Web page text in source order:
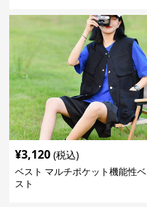
¥3,120 (税込)
ベスト マルチポケット機能性ベ
スト